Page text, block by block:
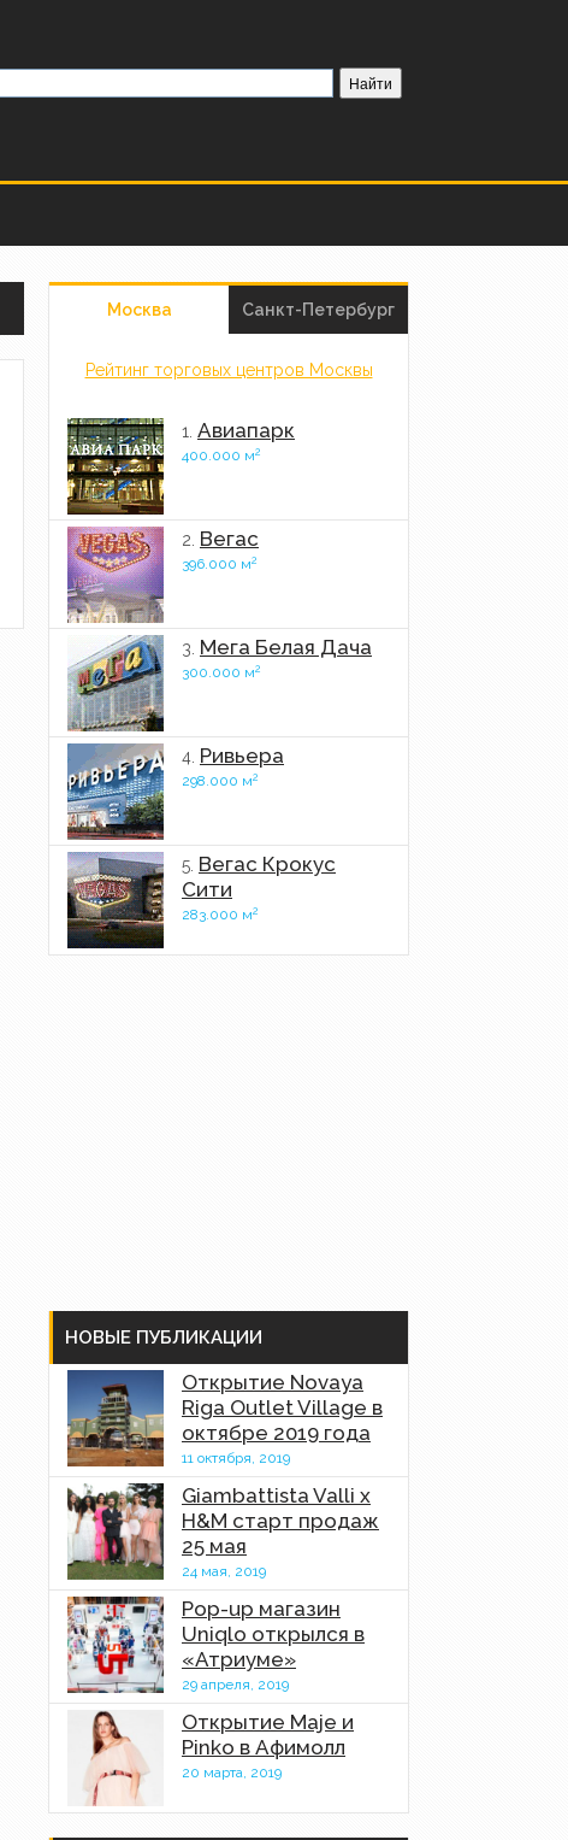
Москва Санкт-Петербург
Рейтинг торговых центров Москвы
1. Авиапарк
400.000 м2
2. Вегас
396.000 м2
3. Мега Белая Дача
300.000 м2
4. Ривьера
298.000 м2
5. Вегас Крокус
Сити
283.000 м2
НОВЫЕ ПУБЛИКАЦИИ
Открытие Novaya
Riga Outlet Village в
октябре 2019 года
11 октября, 2019
Giambattista Valli x
H&M старт продаж
25 мая
24 мая, 2019
Pop-up магазин
Uniqlo открылся в
«Атриуме»
29 апреля, 2019
Открытие Maje и
Pinko в Афимолл
20 марта, 2019